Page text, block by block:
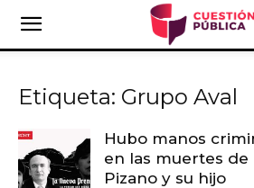
Etiqueta: Grupo Aval
Hubo manos
en las muertes de
Pizano y su hijo